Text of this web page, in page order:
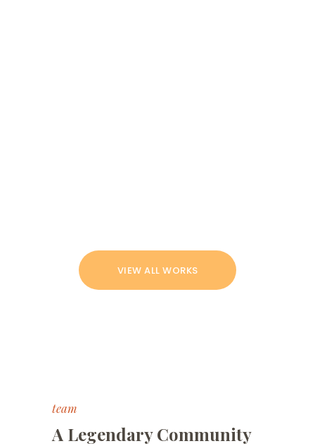
VIEW ALL WORKS
team
A Legendary Community